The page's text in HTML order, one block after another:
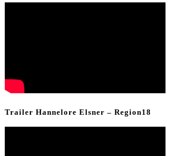
Trailer Hannelore Elsner – Region18